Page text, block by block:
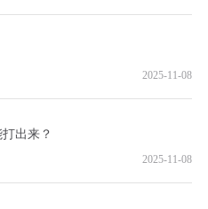
2025-11-08
出来？
2025-11-08